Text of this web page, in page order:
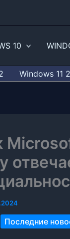
10
Windows 11
Последние